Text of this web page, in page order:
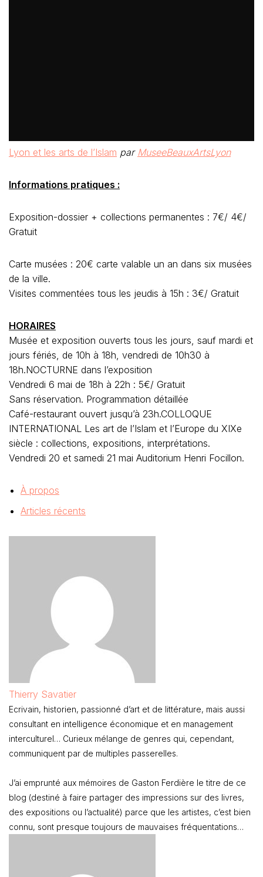
Lyon et les arts de l’Islam par MuseeBeauxArtsLyon
Informations pratiques :
Exposition-dossier + collections permanentes : 7€/ 4€/
Gratuit
Carte musées : 20€ carte valable un an dans six musées
de la ville.
Visites commentées tous les jeudis à 15h : 3€/ Gratuit
HORAIRES
Musée et exposition ouverts tous les jours, sauf mardi et
jours fériés, de 10h à 18h, vendredi de 10h30 à
18h.NOCTURNE dans l’exposition
Vendredi 6 mai de 18h à 22h : 5€/ Gratuit
Sans réservation. Programmation détaillée
Café-restaurant ouvert jusqu’à 23h.COLLOQUE
INTERNATIONAL Les art de l’Islam et l’Europe du XIXe
siècle : collections, expositions, interprétations.
Vendredi 20 et samedi 21 mai Auditorium Henri Focillon.
À propos
Articles récents
Thierry Savatier
Ecrivain, historien, passionné d’art et de littérature, mais aussi
consultant en intelligence économique et en management
interculturel… Curieux mélange de genres qui, cependant,
communiquent par de multiples passerelles.
J’ai emprunté aux mémoires de Gaston Ferdière le titre de ce
blog (destiné à faire partager des impressions sur des livres,
des expositions ou l’actualité) parce que les artistes, c’est bien
connu, sont presque toujours de mauvaises fréquentations…